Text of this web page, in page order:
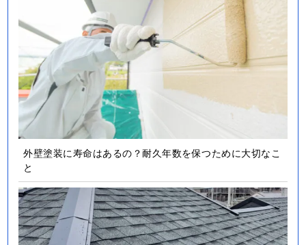
外壁塗装に寿命はあるの？耐久年数を保つために大切なこ
と